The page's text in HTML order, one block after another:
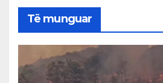
Të munguar